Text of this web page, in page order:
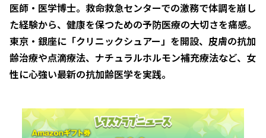
医師・医学博士。救命救急センターでの激務で体調を崩し
た経験から、健康を保つための予防医療の大切さを痛感。
東京・銀座に「クリニックシュアー」を開設、皮膚の抗加
齢治療や点滴療法、ナチュラルホルモン補充療法など、女
性に心強い最新の抗加齢医学を実践。